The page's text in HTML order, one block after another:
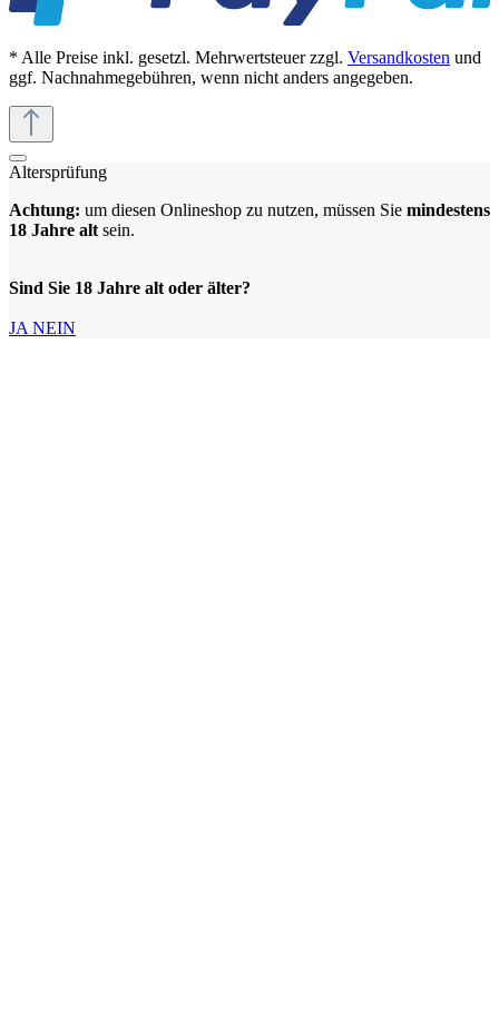
* Alle Preise inkl. gesetzl. Mehrwertsteuer zzgl. Versandkosten und
ggf. Nachnahmegebühren, wenn nicht anders angegeben.
Altersprüfung
Achtung: um diesen Onlineshop zu nutzen, müssen Sie mindestens
18 Jahre alt sein.
Sind Sie 18 Jahre alt oder älter?
JA NEIN